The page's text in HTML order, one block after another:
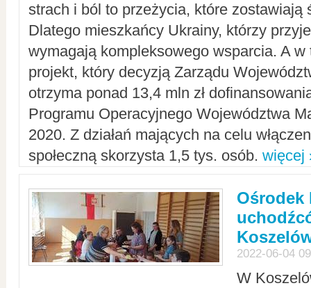
strach i ból to przeżycia, które zostawiają
Dlatego mieszkańcy Ukrainy, którzy
wymagają kompleksowego wsparcia. A w
projekt, który decyzją Zarządu
otrzyma ponad 13,4 mln zł
Programu Operacyjnego Województwa
2020. Z działań mających na celu
społeczną skorzysta 1,5 tys. osób. więcej
Ośrodek
2022-06-04
W